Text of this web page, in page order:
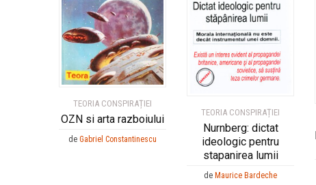
TEORIA CONSPIRAȚIEI
OZN si arta razboiului
deGabriel Constantinescu
TEORIA CONSPIRAȚIEI
Nurnberg: dictat
ideologic pentru
stapanirea lumii
deMaurice Bardeche